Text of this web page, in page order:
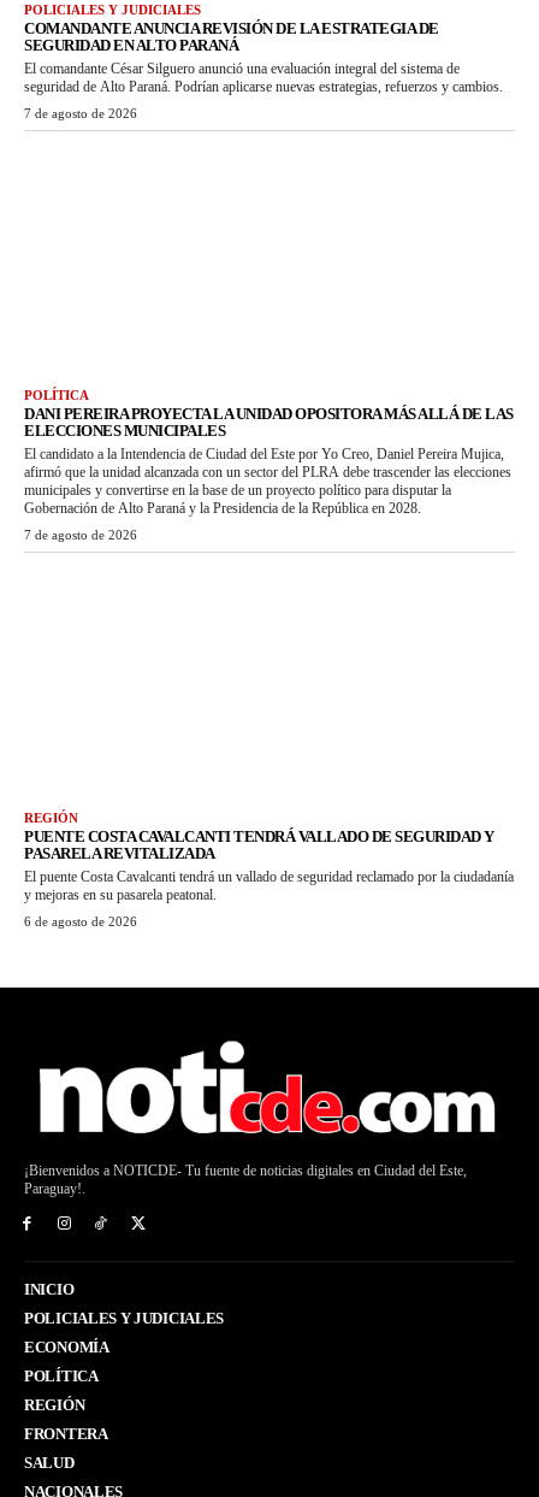
POLICIALES Y JUDICIALES
COMANDANTE ANUNCIA REVISIÓN DE LA ESTRATEGIA DE
SEGURIDAD EN ALTO PARANÁ
El comandante César Silguero anunció una evaluación integral del sistema de
seguridad de Alto Paraná. Podrían aplicarse nuevas estrategias, refuerzos y cambios.
7 de agosto de 2026
POLÍTICA
DANI PEREIRA PROYECTA LA UNIDAD OPOSITORA MÁS ALLÁ DE LAS
ELECCIONES MUNICIPALES
El candidato a la Intendencia de Ciudad del Este por Yo Creo, Daniel Pereira Mujica,
afirmó que la unidad alcanzada con un sector del PLRA debe trascender las elecciones
municipales y convertirse en la base de un proyecto político para disputar la
Gobernación de Alto Paraná y la Presidencia de la República en 2028.
7 de agosto de 2026
REGIÓN
PUENTE COSTA CAVALCANTI TENDRÁ VALLADO DE SEGURIDAD Y
PASARELA REVITALIZADA
El puente Costa Cavalcanti tendrá un vallado de seguridad reclamado por la ciudadanía
y mejoras en su pasarela peatonal.
6 de agosto de 2026
¡Bienvenidos a NOTICDE- Tu fuente de noticias digitales en Ciudad del Este,
Paraguay!.
INICIO
POLICIALES Y JUDICIALES
ECONOMÍA
POLÍTICA
REGIÓN
FRONTERA
SALUD
NACIONALES